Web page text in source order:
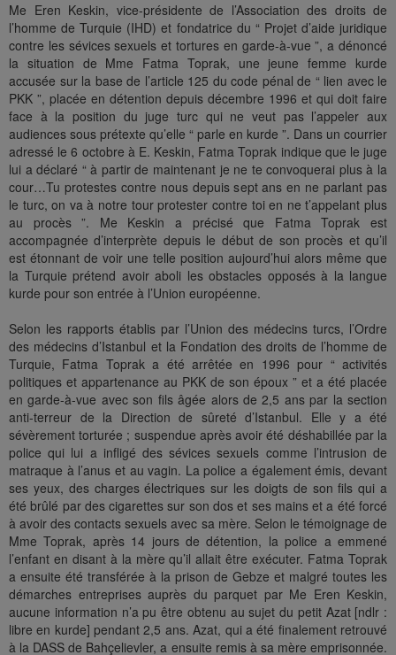
Me Eren Keskin, vice-présidente de l’Association des droits de
l’homme de Turquie (IHD) et fondatrice du “ Projet d’aide juridique
contre les sévices sexuels et tortures en garde-à-vue ”, a dénoncé
la situation de Mme Fatma Toprak, une jeune femme kurde
accusée sur la base de l’article 125 du code pénal de “ lien avec le
PKK ”, placée en détention depuis décembre 1996 et qui doit faire
face à la position du juge turc qui ne veut pas l’appeler aux
audiences sous prétexte qu’elle “ parle en kurde ”. Dans un courrier
adressé le 6 octobre à E. Keskin, Fatma Toprak indique que le juge
lui a déclaré “ à partir de maintenant je ne te convoquerai plus à la
cour…Tu protestes contre nous depuis sept ans en ne parlant pas
le turc, on va à notre tour protester contre toi en ne t’appelant plus
au procès ”. Me Keskin a précisé que Fatma Toprak est
accompagnée d’interprète depuis le début de son procès et qu’il
est étonnant de voir une telle position aujourd’hui alors même que
la Turquie prétend avoir aboli les obstacles opposés à la langue
kurde pour son entrée à l’Union européenne.
Selon les rapports établis par l’Union des médecins turcs, l’Ordre
des médecins d’Istanbul et la Fondation des droits de l’homme de
Turquie, Fatma Toprak a été arrêtée en 1996 pour “ activités
politiques et appartenance au PKK de son époux ” et a été placée
en garde-à-vue avec son fils âgée alors de 2,5 ans par la section
anti-terreur de la Direction de sûreté d’Istanbul. Elle y a été
sévèrement torturée ; suspendue après avoir été déshabillée par la
police qui lui a infligé des sévices sexuels comme l’intrusion de
matraque à l’anus et au vagin. La police a également émis, devant
ses yeux, des charges électriques sur les doigts de son fils qui a
été brûlé par des cigarettes sur son dos et ses mains et a été forcé
à avoir des contacts sexuels avec sa mère. Selon le témoignage de
Mme Toprak, après 14 jours de détention, la police a emmené
l’enfant en disant à la mère qu’il allait être exécuter. Fatma Toprak
a ensuite été transférée à la prison de Gebze et malgré toutes les
démarches entreprises auprès du parquet par Me Eren Keskin,
aucune information n’a pu être obtenu au sujet du petit Azat [ndlr :
libre en kurde] pendant 2,5 ans. Azat, qui a été finalement retrouvé
à la DASS de Bahçelievler, a ensuite remis à sa mère emprisonnée.